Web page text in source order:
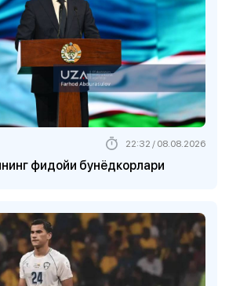
фидойи бунёдкорлари
22:32 / 08.08.2026